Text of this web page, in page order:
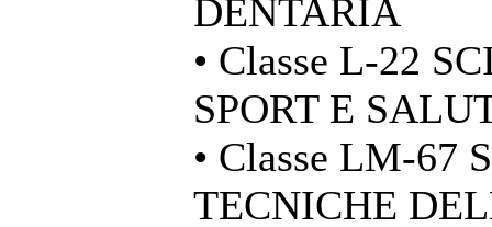
DENTARIA
• Classe L-22
SPORT E
• Classe LM-67
TECNICHE